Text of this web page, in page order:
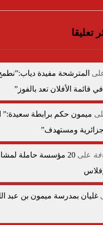
تعليقا
المترشحة مفيدة دياب:”نطمح
قائمة الأفلان تعد بالفوز”
ميمون حكم برابطة سعيدة:”
جزائرية ومستهدف”
على
20 مؤسسة حاملة
غليان بمدرسة ميمون بن عبد